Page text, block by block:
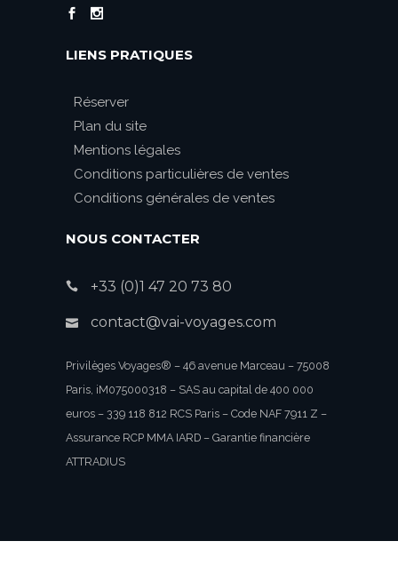
LIENS PRATIQUES
Réserver
Plan du site
Mentions légales
Conditions particulières de ventes
Conditions générales de ventes
NOUS CONTACTER
+33 (0)1 47 20 73 80
contact@vai-voyages.com
Privilèges Voyages® – 46 avenue Marceau – 75008
Paris, iM075000318 – SAS au capital de 400 000
euros – 339 118 812 RCS Paris – Code NAF 7911 Z –
Assurance RCP MMA IARD – Garantie financière
ATTRADIUS